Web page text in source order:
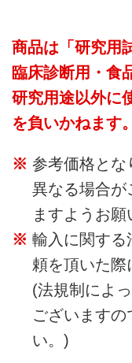
商品は「研究用
臨床診断用・食
研究用途以外に
を負いかねます。
参考価格とな
異なる場合が
ますようお願
輸入に関する
頼を頂いた際
(法規制によ
ございますの
い。)